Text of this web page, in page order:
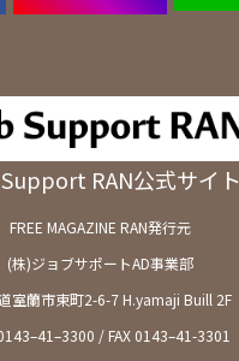
RAN公式サイト
FREE MAGAZINE RAN発行元
(株)ジョブサポートAD事業部
室蘭市東町2-6-7 H.yamaji Buill 2F
/ FAX 0143–41-3301